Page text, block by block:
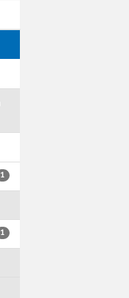
1
1